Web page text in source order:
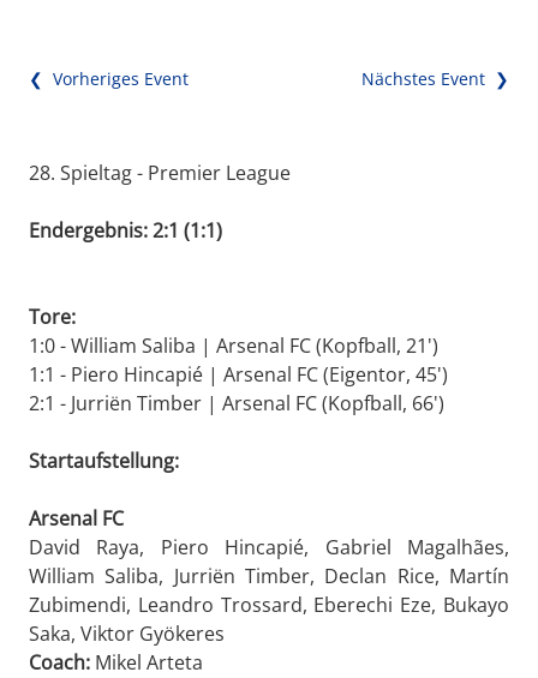
❮ Vorheriges Event Nächstes Event ❯
28. Spieltag - Premier League
Endergebnis: 2:1 (1:1)
Tore:
1:0 - William Saliba | Arsenal FC (Kopfball, 21')
1:1 - Piero Hincapié | Arsenal FC (Eigentor, 45')
2:1 - Jurriën Timber | Arsenal FC (Kopfball, 66')
Startaufstellung:
Arsenal FC
David Raya, Piero Hincapié, Gabriel Magalhães,
William Saliba, Jurriën Timber, Declan Rice, Martín
Zubimendi, Leandro Trossard, Eberechi Eze, Bukayo
Saka, Viktor Gyökeres
Coach: Mikel Arteta